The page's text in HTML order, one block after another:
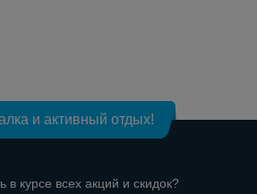
и активный отдых!
в курсе всех акций и скидок?